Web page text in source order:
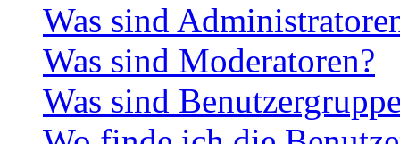
Was sind
Was sind Moderatoren?
Was sind